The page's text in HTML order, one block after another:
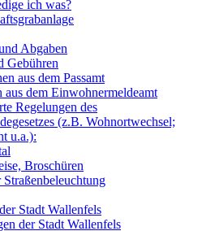
ich was?
Abgaben
Gebühren
aus dem Passamt
aus dem Einwohnermeldeamt
Regelungen des
(z.B. Wohnortwechsel;
u.a.):
Broschüren
Stadt Wallenfels
der Stadt Wallenfels